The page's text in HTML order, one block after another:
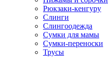
Рюкзаки-кенгуру
Слинги
Слингоодежда
Сумки для мамы
Сумки-переноски
Трусы